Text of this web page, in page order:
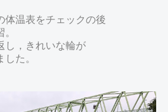
体温表をチェックの後
し，きれいな輪が
た。